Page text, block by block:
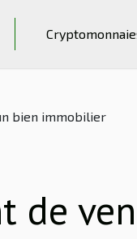
bien immobilier
de